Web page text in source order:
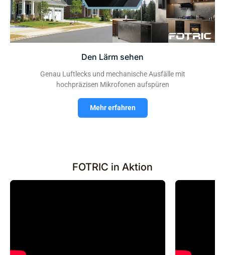
Den Lärm sehen
Genau Luftlecks und mechanische Ausfälle mit
hochpräzisen Mikrofonen aufspüren
Mehr erfahren
FOTRIC in Aktion